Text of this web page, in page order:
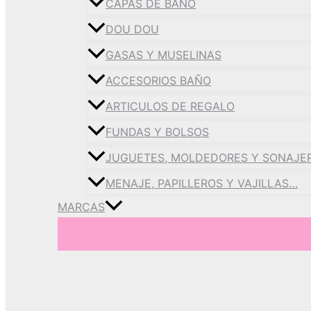
CAPAS DE BAÑO
DOU DOU
GASAS Y MUSELINAS
ACCESORIOS BAÑO
ARTICULOS DE REGALO
FUNDAS Y BOLSOS
JUGUETES, MOLDEDORES Y
MENAJE, PAPILLEROS Y VAJILLAS…
MARCAS